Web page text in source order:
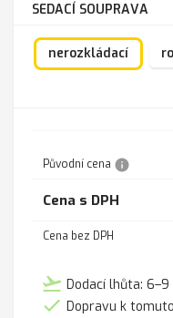
SEDACÍ SOUPRAVA
nerozkládací
Původní cena info
Cena s DPH
Cena bez DPH
flight_takeoff Dodací lhůta:
 Dopravu k